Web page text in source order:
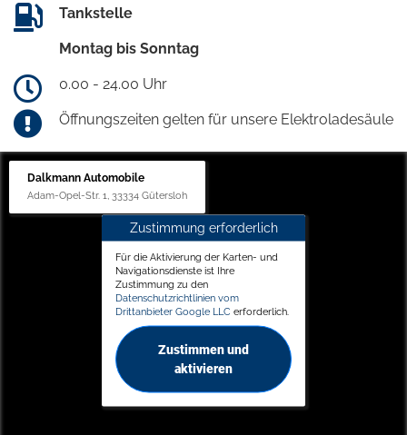
Tankstelle
Montag bis Sonntag
0.00 - 24.00 Uhr
Öffnungszeiten gelten für unsere Elektroladesäule
Dalkmann Automobile
Adam-Opel-Str. 1, 33334 Gütersloh
Zustimmung erforderlich
Für die Aktivierung der Karten- und
Navigationsdienste ist Ihre
Zustimmung zu den
Datenschutzrichtlinien vom
Drittanbieter Google LLC erforderlich.
Zustimmen und
aktivieren